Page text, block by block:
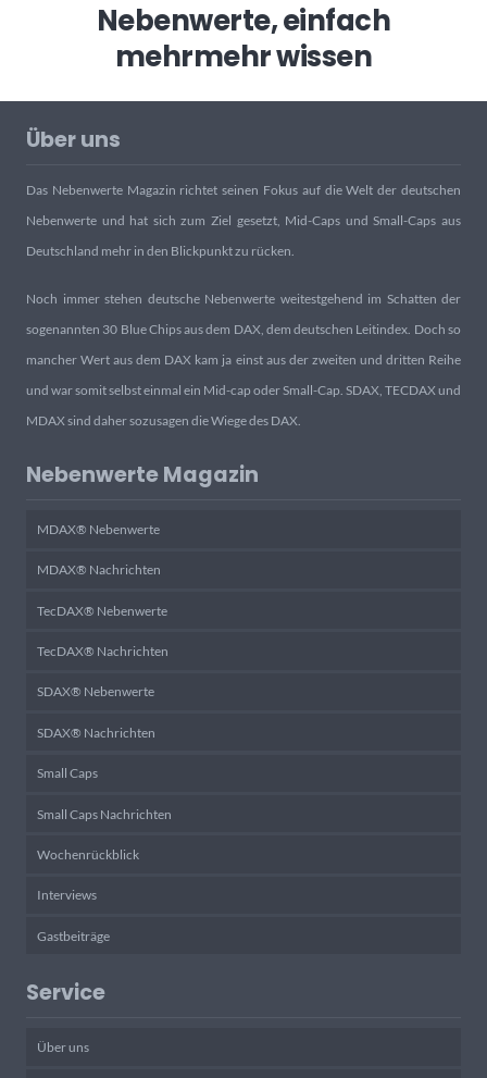
Nebenwerte, einfach
mehrmehr wissen
Über uns
Das Nebenwerte Magazin richtet seinen Fokus auf die Welt der deutschen
Nebenwerte und hat sich zum Ziel gesetzt, Mid-Caps und Small-Caps aus
Deutschland mehr in den Blickpunkt zu rücken.
Noch immer stehen deutsche Nebenwerte weitestgehend im Schatten der
sogenannten 30 Blue Chips aus dem DAX, dem deutschen Leitindex. Doch so
mancher Wert aus dem DAX kam ja einst aus der zweiten und dritten Reihe
und war somit selbst einmal ein Mid-cap oder Small-Cap. SDAX, TECDAX und
MDAX sind daher sozusagen die Wiege des DAX.
Nebenwerte Magazin
MDAX® Nebenwerte
MDAX® Nachrichten
TecDAX® Nebenwerte
TecDAX® Nachrichten
SDAX® Nebenwerte
SDAX® Nachrichten
Small Caps
Small Caps Nachrichten
Wochenrückblick
Interviews
Gastbeiträge
Service
Über uns